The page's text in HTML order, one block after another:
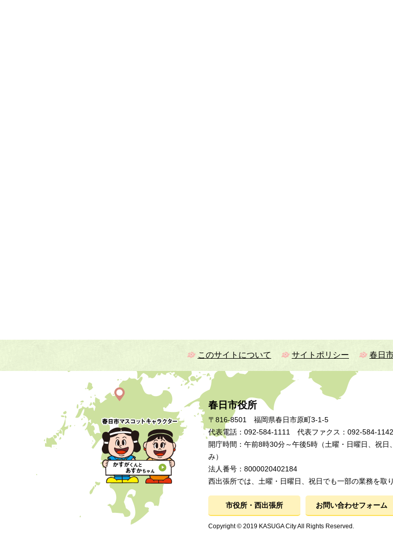
このサイトについて サイトポリシー 春日
春日市役所
〒816-8501 福岡県春日市原町3-1-5
代表電話：092-584-1111 代表ファクス：092-584-1142
開庁時間：午前8時30分～午後5時（土曜・日曜日、祝日
み）
法人番号：8000020402184
西出張所では、土曜・日曜日、祝日でも一部の業務を取
市役所・西出張所 お問い合わせフォーム
Copyright © 2019 KASUGA City All Rights Reserved.